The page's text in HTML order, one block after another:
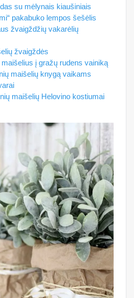
su mėlynais kiaušiniais
pakabuko lempos šešėlis
žvaigždžių vakarėlių
žvaigždės
į gražų rudens vainiką
maišelių knygą vaikams
maišelių Helovino kostiumai